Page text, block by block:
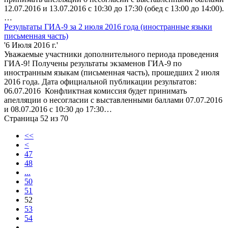
12.07.2016 и 13.07.2016 с 10:30 до 17:30 (обед с 13:00 до 14:00).
…
Результаты ГИА-9 за 2 июля 2016 года (иностранные языки
письменная часть)
'6 Июля 2016 г.'
Уважаемые участники дополнительного периода проведения
ГИА-9! Получены результаты экзаменов ГИА-9 по
иностранным языкам (письменная часть), прошедших 2 июля
2016 года. Дата официальной публикации результатов:
06.07.2016 Конфликтная комиссия будет принимать
апелляции о несогласии с выставленными баллами 07.07.2016
и 08.07.2016 с 10:30 до 17:30…
Страница 52 из 70
<<
<
47
48
...
50
51
52
53
54